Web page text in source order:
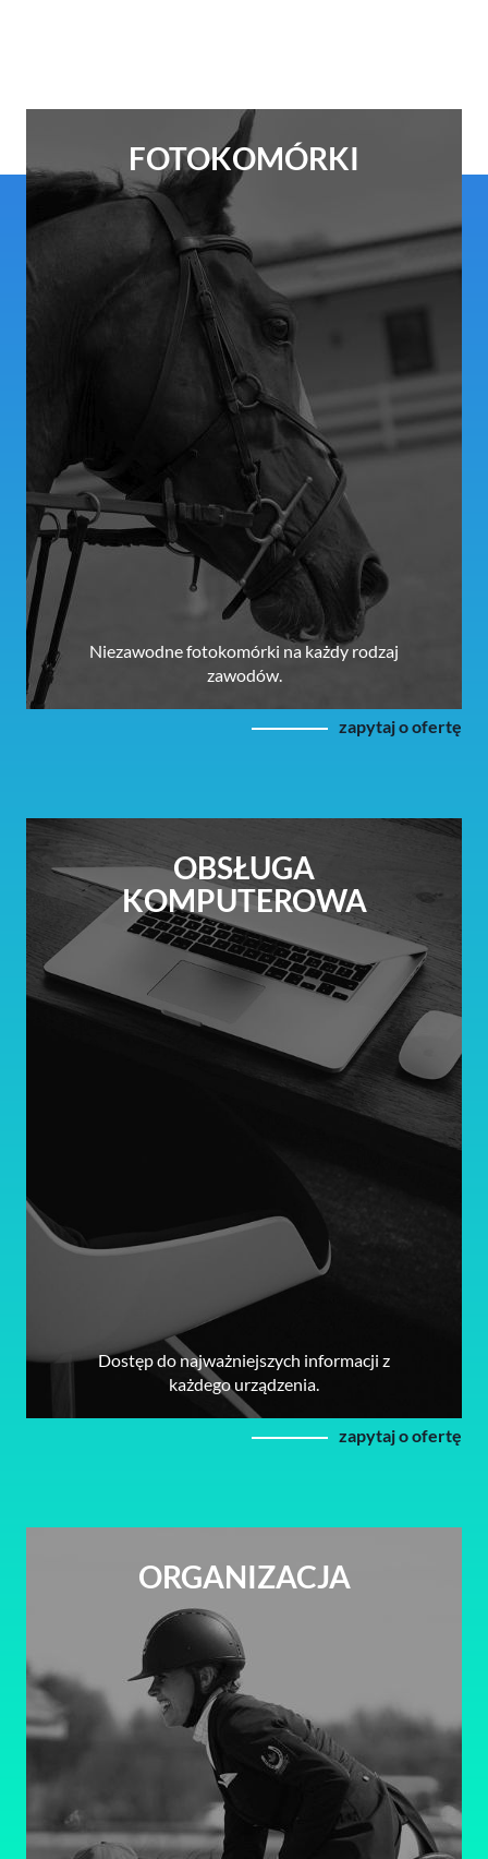
FOTOKOMÓRKI
Niezawodne fotokomórki na każdy rodzaj
zawodów.
zapytaj o ofertę
OBSŁUGA
KOMPUTEROWA
Dostęp do najważniejszych informacji z
każdego urządzenia.
zapytaj o ofertę
ORGANIZACJA